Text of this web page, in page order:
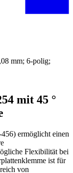
mm; 6-polig;
mit 45 °
ermöglicht einen
Flexibilität bei
ist für
von